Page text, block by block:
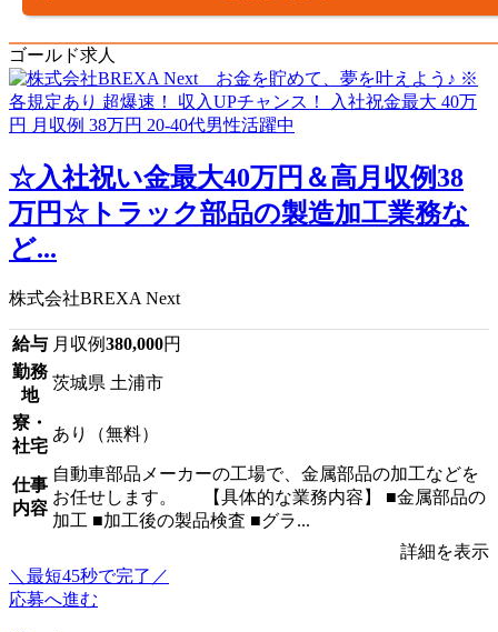
ゴールド求人
☆入社祝い金最大40万円＆高月収例38
万円☆トラック部品の製造加工業務な
ど...
株式会社BREXA Next
給与 月収例380,000円
勤務
地
茨城県 土浦市
寮・
社宅
あり（無料）
仕事
内容
自動車部品メーカーの工場で、金属部品の加工などを
お任せします。 【具体的な業務内容】 ■金属部品の
加工 ■加工後の製品検査 ■グラ...
詳細を表示
＼最短45秒で完了／
応募へ進む